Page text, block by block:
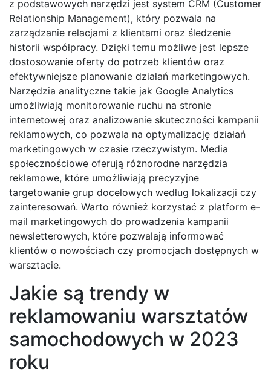
z podstawowych narzędzi jest system CRM (Customer
Relationship Management), który pozwala na
zarządzanie relacjami z klientami oraz śledzenie
historii współpracy. Dzięki temu możliwe jest lepsze
dostosowanie oferty do potrzeb klientów oraz
efektywniejsze planowanie działań marketingowych.
Narzędzia analityczne takie jak Google Analytics
umożliwiają monitorowanie ruchu na stronie
internetowej oraz analizowanie skuteczności kampanii
reklamowych, co pozwala na optymalizację działań
marketingowych w czasie rzeczywistym. Media
społecznościowe oferują różnorodne narzędzia
reklamowe, które umożliwiają precyzyjne
targetowanie grup docelowych według lokalizacji czy
zainteresowań. Warto również korzystać z platform e-
mail marketingowych do prowadzenia kampanii
newsletterowych, które pozwalają informować
klientów o nowościach czy promocjach dostępnych w
warsztacie.
Jakie są trendy w
reklamowaniu warsztatów
samochodowych w 2023
roku